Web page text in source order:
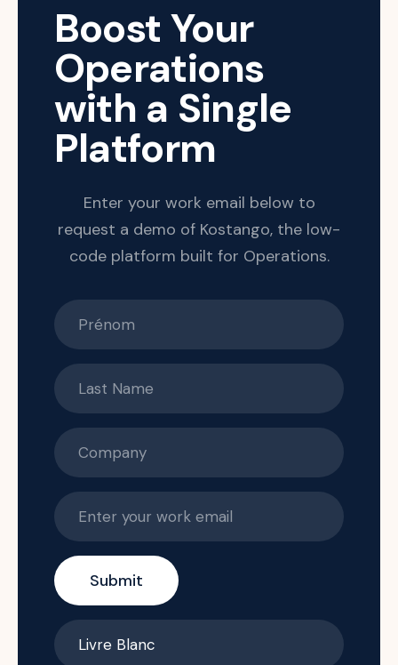
Boost Your
Operations
with a Single
Platform
Enter your work email below to
request a demo of Kostango, the low-
code platform built for Operations.